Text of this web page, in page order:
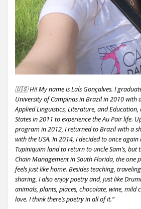
🇺🇸 Hi! My name is Laís Gonçalves. I
University of Campinas in Brazil in 2010 with
Applied Linguistics, Literature, and
States in 2011 to experience the Au Pair life.
program in 2012, I returned to Brazil with a
with the USA. In 2014, I decided to once again
Tupiniquim land to return to uncle Sam’s, but
Chain Management in South Florida, the one
feels just like home. Besides teaching,
sharing, I also enjoy poetry and, just like
animals, plants, places, chocolate, wine, mild
love. I think there’s poetry in all of it.”